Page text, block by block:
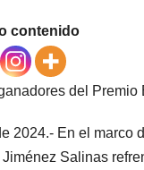
contenido
del
2024.- En el marco
Salinas